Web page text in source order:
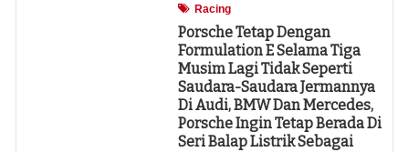
Racing
Porsche Tetap Dengan
Formulation E Selama Tiga
Musim Lagi Tidak Seperti
Saudara-Saudara Jermannya
Di Audi, BMW Dan Mercedes,
Porsche Ingin Tetap Berada Di
Seri Balap Listrik Sebagai